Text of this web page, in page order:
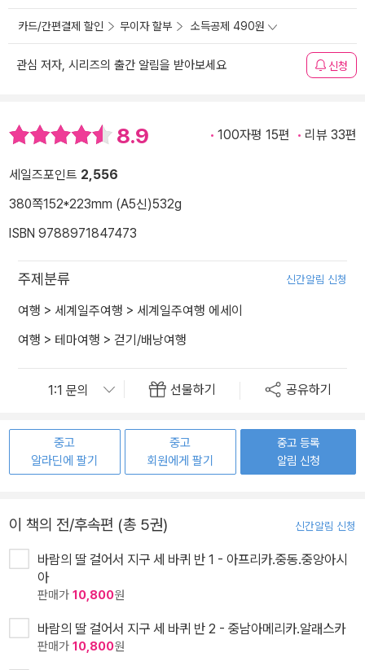
카드/간편결제 할인 무이자 할부 소득공제 490원
관심 저자, 시리즈의 출간 알림을 받아보세요 신청
8.9 100자평 15편 리뷰 33편
세일즈포인트 2,556
380쪽152*223mm (A5신)532g
ISBN 9788971847473
주제분류 신간알림 신청
여행 > 세계일주여행 > 세계일주여행 에세이
여행 > 테마여행 > 걷기/배낭여행
선물하기 공유하기
중고
알라딘에 팔기
중고
회원에게 팔기
중고 등록
알림 신청
이 책의 전/후속편 (총 5권) 신간알림 신청
바람의 딸 걸어서 지구 세 바퀴 반 1 - 아프리카.중동.중앙아시
아
판매가 10,800원
바람의 딸 걸어서 지구 세 바퀴 반 2 - 중남아메리카.알래스카
판매가 10,800원